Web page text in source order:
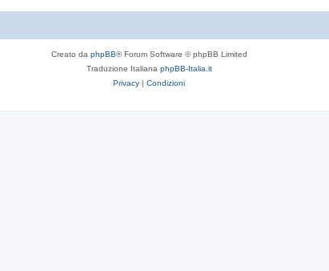
Creato da phpBB® Forum Software © phpBB Limited
Traduzione Italiana phpBB-Italia.it
Privacy | Condizioni